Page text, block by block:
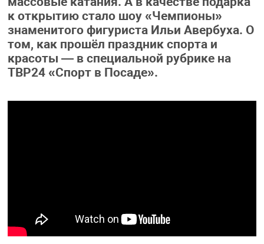
к открытию стало шоу «Чемпионы»
знаменитого фигуриста Ильи Авербуха. О
том, как прошёл праздник спорта и
красоты — в специальной рубрике на
ТВР24 «Спорт в Посаде».